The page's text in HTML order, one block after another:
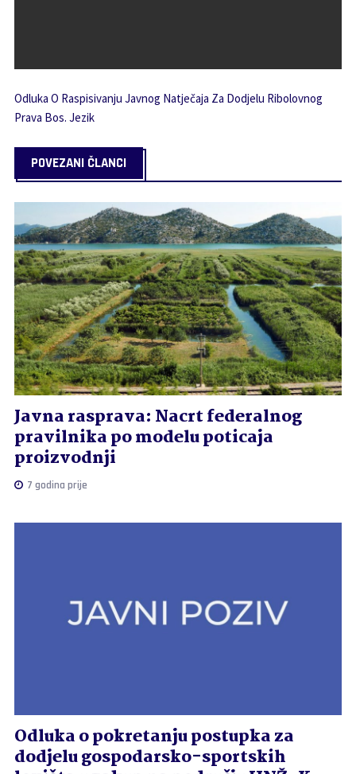
Odluka O Raspisivanju Javnog Natječaja Za Dodjelu Ribolovnog
Prava Bos. Jezik
POVEZANI ČLANCI
Javna rasprava: Nacrt federalnog
pravilnika po modelu poticaja
proizvodnji
7 godina prije
Odluka o pokretanju postupka za
dodjelu gospodarsko-sportskih